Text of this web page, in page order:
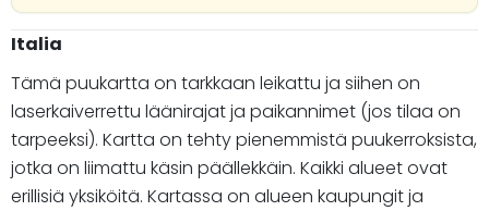
Italia
Tämä puukartta on tarkkaan leikattu ja siihen on
laserkaiverrettu läänirajat ja paikannimet (jos tilaa on
tarpeeksi). Kartta on tehty pienemmistä puukerroksista,
jotka on liimattu käsin päällekkäin. Kaikki alueet ovat
erillisiä yksiköitä. Kartassa on alueen kaupungit ja